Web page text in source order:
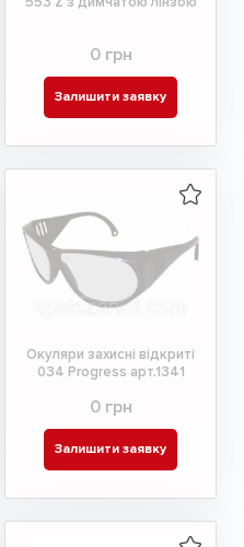
0 грн
Залишити заявку
Окуляри захисні відкриті
034 Progress арт.1341
0 грн
Залишити заявку